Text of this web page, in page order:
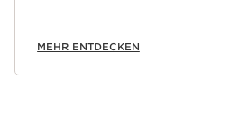
MEHR ENTDECKEN